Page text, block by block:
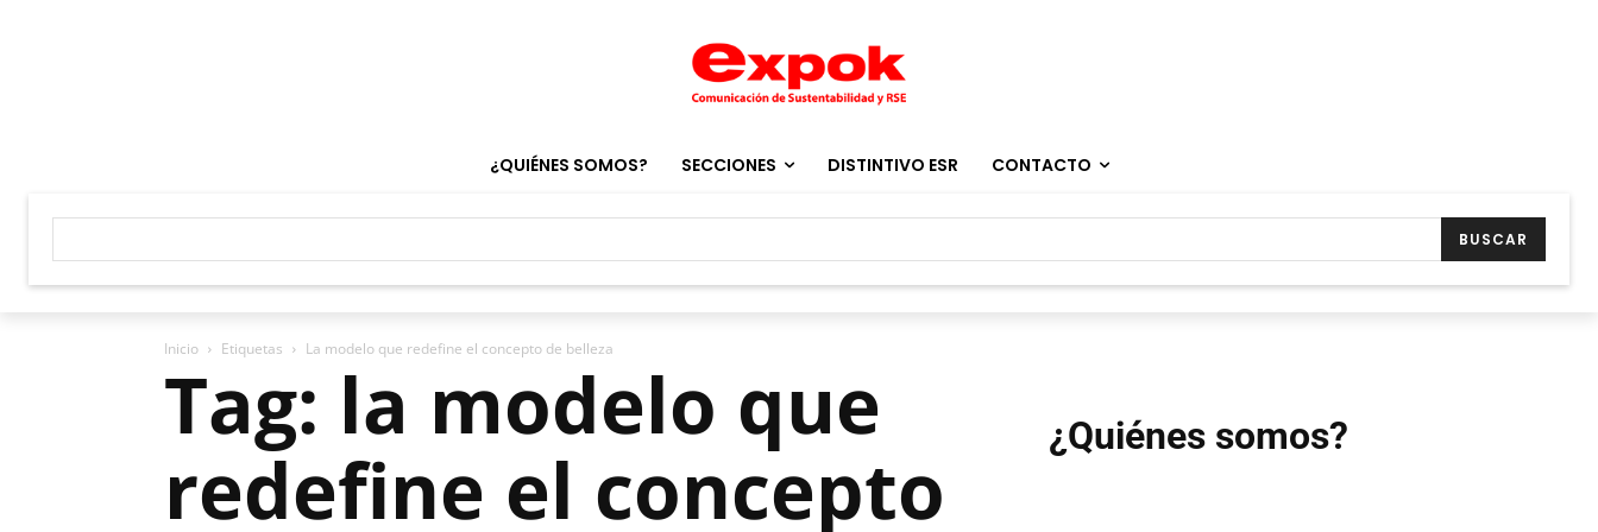
¿QUIÉNES SOMOS? SECCIONES DISTINTIVO ESR CONTACTO
BUSCAR
Inicio Etiquetas La modelo que redefine el concepto de belleza
Tag: la modelo que
redefine el concepto
¿Quiénes somos?